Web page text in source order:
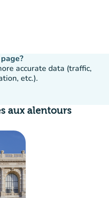
accurate data (traffic,
etc.).
aux alentours